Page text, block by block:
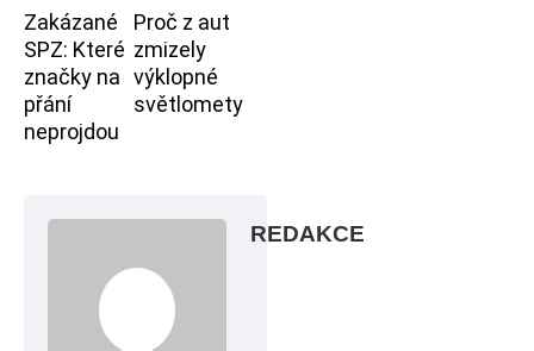
Zakázané
SPZ: Které
značky na
přání
neprojdou
Proč z aut
zmizely
výklopné
světlomety
REDAKCE